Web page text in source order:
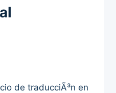
de traducciÃ³n en